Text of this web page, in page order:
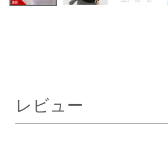
レビュー